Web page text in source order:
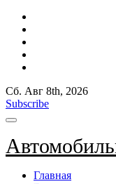
Сб. Авг 8th, 2026
Subscribe
Главная